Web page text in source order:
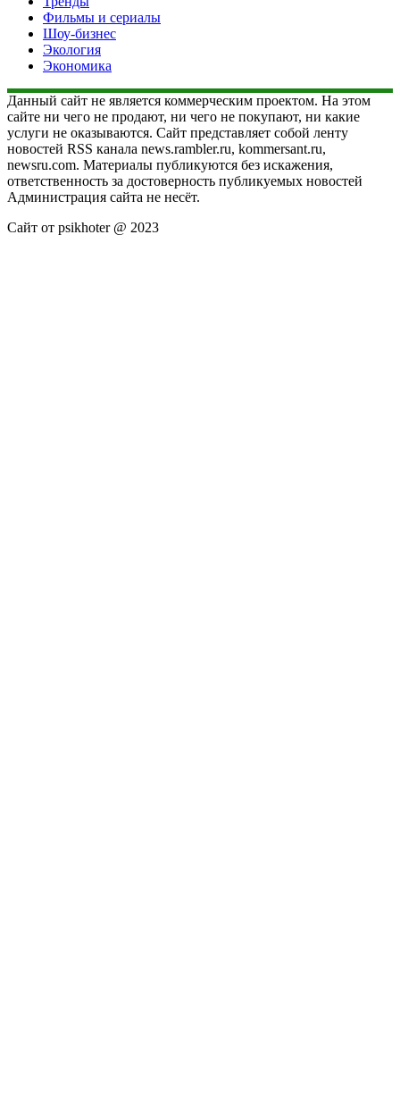
Фильмы и сериалы
Шоу-бизнес
Экология
Экономика
Данный сайт не является коммерческим проектом. На этом
сайте ни чего не продают, ни чего не покупают, ни какие
услуги не оказываются. Сайт представляет собой ленту
новостей RSS канала news.rambler.ru, kommersant.ru,
newsru.com. Материалы публикуются без искажения,
ответственность за достоверность публикуемых новостей
Администрация сайта не несёт.
Сайт от psikhoter @ 2023